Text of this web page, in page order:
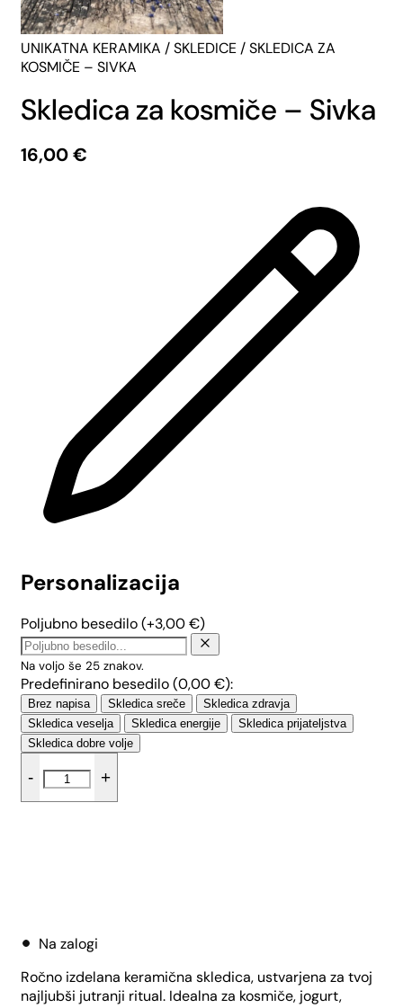
UNIKATNA KERAMIKA /SKLEDICE / SKLEDICA ZA
KOSMIČE – SIVKA
Skledica za kosmiče – Sivka
16,00€
Personalizacija
Poljubno besedilo(+3,00€)
Na voljo še 25 znakov.
Predefinirano besedilo (0,00€):
Brez napisa Skledica sreče
Skledica zdravja
Skledica veselja
Skledica energije
Skledica prijateljstva
Skledica dobre volje
-
kosmiče
+
Na zalogi
Ročno izdelana keramična skledica, ustvarjena za tvoj
najljubši jutranji ritual. Idealna za kosmiče, jogurt,